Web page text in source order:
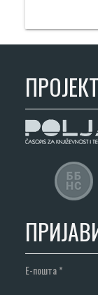
Е-пошта*